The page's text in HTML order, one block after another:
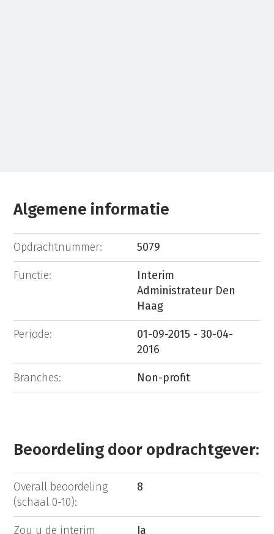
Algemene informatie
Opdrachtnummer: 5079
Functie:
Interim
Administrateur Den
Haag
Periode:
01-09-2015 - 30-04-
2016
Branches: Non-profit
Beoordeling door opdrachtgever:
Overall beoordeling
(schaal 0-10):
8
Zou u de interim
Ja